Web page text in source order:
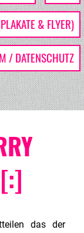
& FLYER)
/ DATENSCHUTZ
das der